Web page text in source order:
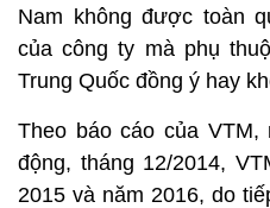
Nam không được toàn
của công ty mà phụ
Trung Quốc đồng ý hay
Theo báo cáo của
động, tháng 12/2014,
2015 và năm 2016, do